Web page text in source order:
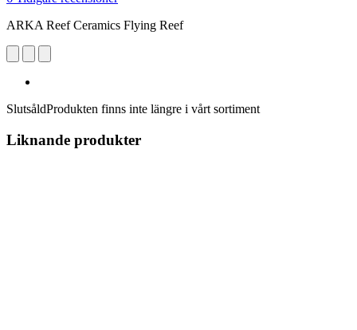
ARKA Reef Ceramics Flying Reef
SlutsåldProdukten finns inte längre i vårt sortiment
Liknande produkter